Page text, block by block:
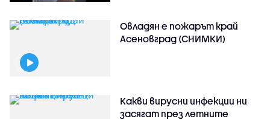
Овладян е пожарът край
Асеновград (СНИМКИ)
Какви вирусни инфекции ни
засягат през летните